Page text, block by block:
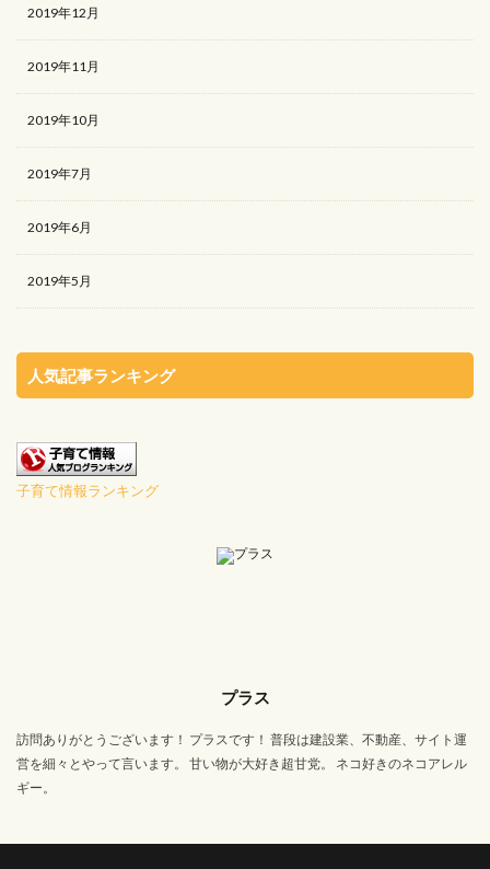
2019年12月
2019年11月
2019年10月
2019年7月
2019年6月
2019年5月
人気記事ランキング
子育て情報ランキング
プラス
訪問ありがとうございます！ プラスです！ 普段は建設業、不動産、サイト運
営を細々とやって言います。 甘い物が大好き超甘党。 ネコ好きのネコアレル
ギー。